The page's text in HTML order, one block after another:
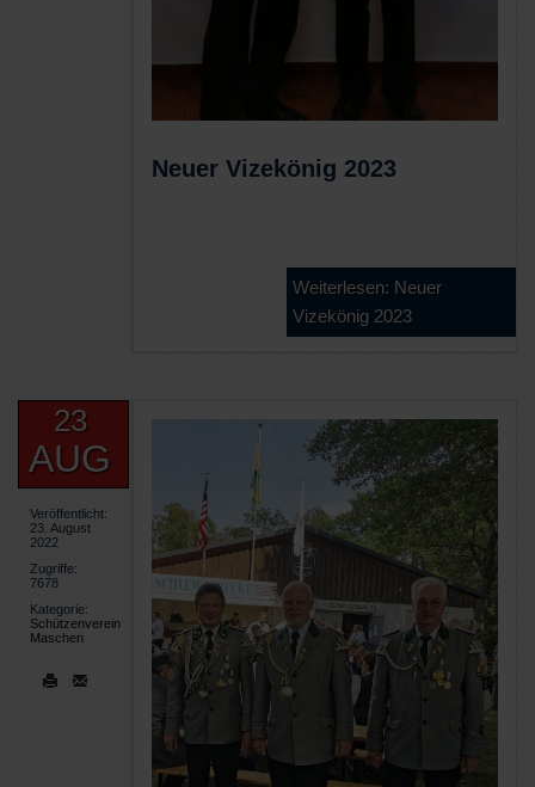
Neuer Vizekönig 2023
Weiterlesen: Neuer
Vizekönig 2023
23
AUG
Veröffentlicht:
23. August
2022
Zugriffe:
7678
Kategorie:
Schützenverein
Maschen